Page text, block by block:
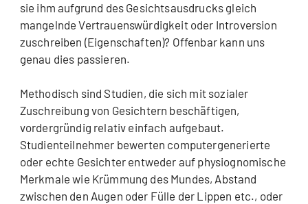
sie ihm aufgrund des Gesichtsausdrucks gleich
mangelnde Vertrauenswürdigkeit oder Introversion
zuschreiben (Eigenschaften)? Offenbar kann uns
genau dies passieren.
Methodisch sind Studien, die sich mit sozialer
Zuschreibung von Gesichtern beschäftigen,
vordergründig relativ einfach aufgebaut.
Studienteilnehmer bewerten computergenerierte
oder echte Gesichter entweder auf physiognomische
Merkmale wie Krümmung des Mundes, Abstand
zwischen den Augen oder Fülle der Lippen etc., oder